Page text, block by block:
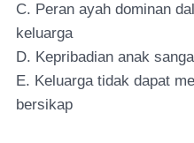
C. Peran ayah dominan
keluarga
D. Kepribadian anak
E. Keluarga tidak dapat
bersikap